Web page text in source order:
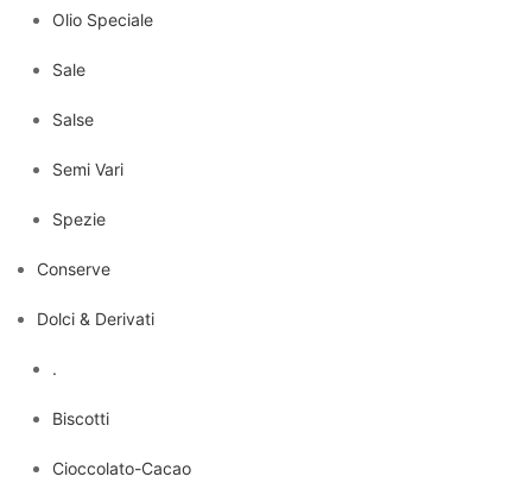
Olio Speciale
Sale
Salse
Semi Vari
Spezie
Conserve
Dolci & Derivati
.
Biscotti
Cioccolato-Cacao